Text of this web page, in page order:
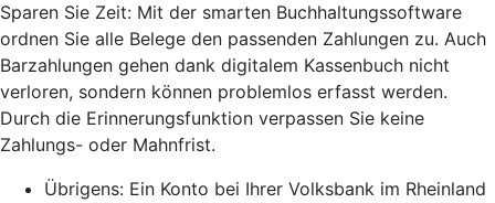
Sparen Sie Zeit: Mit der smarten Buchhaltungssoftware
ordnen Sie alle Belege den passenden Zahlungen zu. Auch
Barzahlungen gehen dank digitalem Kassenbuch nicht
verloren, sondern können problemlos erfasst werden.
Durch die Erinnerungsfunktion verpassen Sie keine
Zahlungs- oder Mahnfrist.
Übrigens: Ein Konto bei Ihrer Volksbank im Rheinland